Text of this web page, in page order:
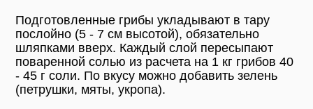
Подготовленные грибы укладывают в тару
послойно (5 - 7 см высотой), обязательно
шляпками вверх. Каждый слой пересыпают
поваренной солью из расчета на 1 кг грибов 40
- 45 г соли. По вкусу можно добавить зелень
(петрушки, мяты, укропа).